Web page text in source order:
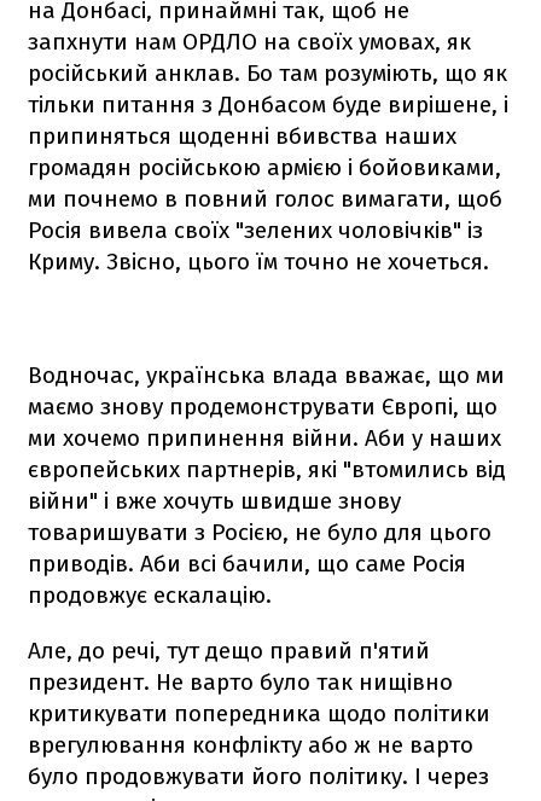
на Донбасі, принаймні так, щоб не
запхнути нам ОРДЛО на своїх умовах, як
російський анклав. Бо там розуміють, що як
тільки питання з Донбасом буде вирішене, і
припиняться щоденні вбивства наших
громадян російською армією і бойовиками,
ми почнемо в повний голос вимагати, щоб
Росія вивела своїх "зелених чоловічків" із
Криму. Звісно, цього їм точно не хочеться.
Водночас, українська влада вважає, що ми
маємо знову продемонструвати Європі, що
ми хочемо припинення війни. Аби у наших
європейських партнерів, які "втомились від
війни" і вже хочуть швидше знову
товаришувати з Росією, не було для цього
приводів. Аби всі бачили, що саме Росія
продовжує ескалацію.
Але, до речі, тут дещо правий п'ятий
президент. Не варто було так нищівно
критикувати попередника щодо політики
врегулювання конфлікту або ж не варто
було продовжувати його політику. І через